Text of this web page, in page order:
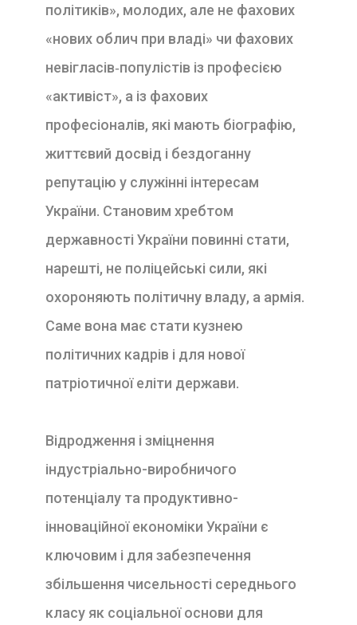
політиків», молодих, але не фахових
«нових облич при владі» чи фахових
невігласів‑популістів із професією
«активіст», а із фахових
професіоналів, які мають біографію,
життєвий досвід і бездоганну
репутацію у служінні інтересам
України. Становим хребтом
державності України повинні стати,
нарешті, не поліцейські сили, які
охороняють політичну владу, а армія.
Саме вона має стати кузнею
політичних кадрів і для нової
патріотичної еліти держави.
Відродження і зміцнення
індустріально-виробничого
потенціалу та продуктивно-
інноваційної економіки України є
ключовим і для забезпечення
збільшення чисельності середнього
класу як соціальної основи для